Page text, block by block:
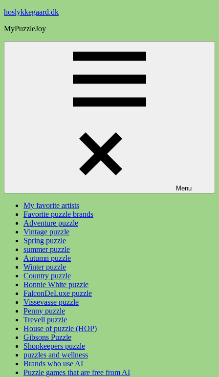
Videre
indhold
hoslykkegaard.dk
MyPuzzleJoy
Menu
My favorite artists
Favorite puzzle brands
Adventure puzzle
Vintage puzzle
Spring puzzle
summer puzzle
Autumn puzzle
Winter puzzle
Country puzzle
Bonnie White puzzle
FalconDeLuxe puzzle
Vissevasse puzzle
Penny puzzle
Trevell puzzle
House of puzzle (HOP)
Gibsons Puzzle
Shopkeepers puzzle
puzzles and wellness
Brands who use AI
Puzzle games that are free from AI